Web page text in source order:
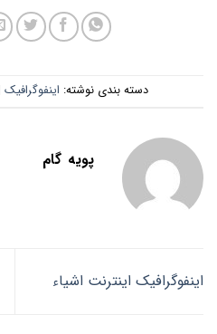
دسته بندی نوشته: اینفوگرافیک
پویه گام
اینفوگرافیک اینترنت اشیاء